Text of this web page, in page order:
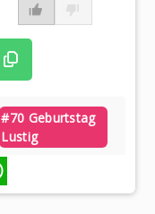
#70 Geburtstag
Lustig